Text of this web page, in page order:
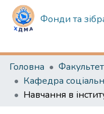
Фонди та
Головна